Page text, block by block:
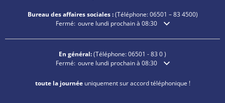
Bureau des affaires sociales :(Téléphone:06501 – 834500)
Cliquez pour masquer les heures d'ouverture ou de
Fermé: ouvre lundi prochain à 08:30
En général:(Téléphone:06501 - 83 0)
Cliquez pour masquer les heures d'ouverture ou de
Fermé: ouvre lundi prochain à 08:30
toute la journéeuniquement sur accord téléphonique !